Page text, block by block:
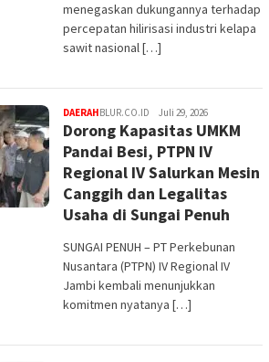
menegaskan dukungannya terhadap
percepatan hilirisasi industri kelapa
sawit nasional […]
DAERAHBLUR.CO.ID Juli 29, 2026
Dorong Kapasitas UMKM
Pandai Besi, PTPN IV
Regional IV Salurkan Mesin
Canggih dan Legalitas
Usaha di Sungai Penuh
SUNGAI PENUH – PT Perkebunan
Nusantara (PTPN) IV Regional IV
Jambi kembali menunjukkan
komitmen nyatanya […]